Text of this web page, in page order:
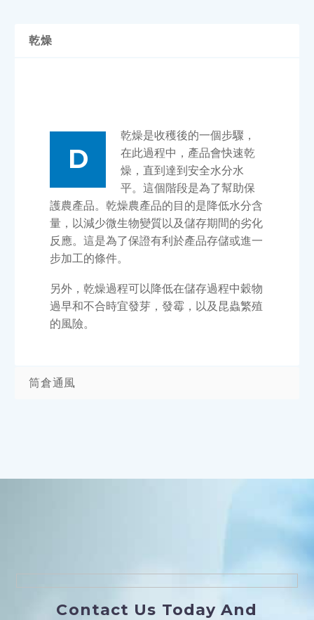
乾燥
D
乾燥是收穫後的一個步驟，
在此過程中，產品會快速乾
燥，直到達到安全水分水
平。這個階段是為了幫助保
護農產品。乾燥農產品的目的是降低水分含
量，以減少微生物變質以及儲存期間的劣化
反應。這是為了保證有利於產品存儲或進一
步加工的條件。
另外，乾燥過程可以降低在儲存過程中穀物
過早和不合時宜發芽，發霉，以及昆蟲繁殖
的風險。
筒倉通風
Contact Us Today And